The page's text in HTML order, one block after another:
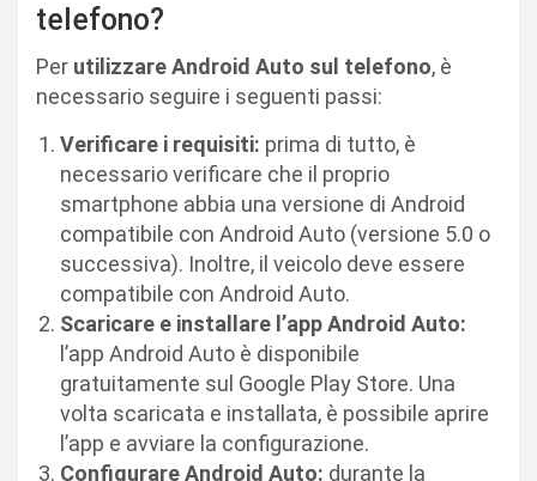
telefono?
Per utilizzare Android Auto sul telefono, è
necessario seguire i seguenti passi:
Verificare i requisiti: prima di tutto, è
necessario verificare che il proprio
smartphone abbia una versione di Android
compatibile con Android Auto (versione 5.0 o
successiva). Inoltre, il veicolo deve essere
compatibile con Android Auto.
Scaricare e installare l’app Android Auto:
l’app Android Auto è disponibile
gratuitamente sul Google Play Store. Una
volta scaricata e installata, è possibile aprire
l’app e avviare la configurazione.
Configurare Android Auto: durante la